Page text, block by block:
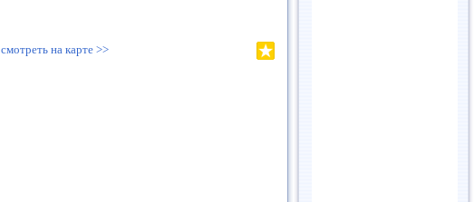
смотреть на карте >>